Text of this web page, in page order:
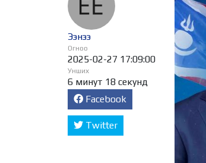
Ээнээ
Огноо
2025-02-27 17:09:00
Унших
6 минут 18 секунд
Facebook
Twitter